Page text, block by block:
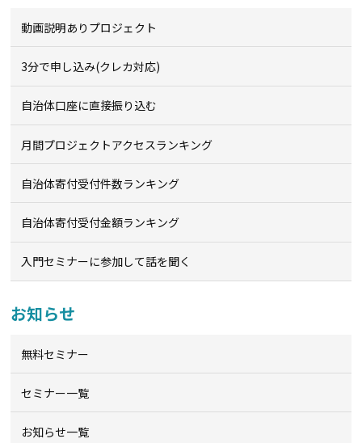
動画説明ありプロジェクト
3分で申し込み(クレカ対応)
自治体口座に直接振り込む
月間プロジェクトアクセスランキング
自治体寄付受付件数ランキング
自治体寄付受付金額ランキング
入門セミナーに参加して話を聞く
お知らせ
無料セミナー
セミナー一覧
お知らせ一覧